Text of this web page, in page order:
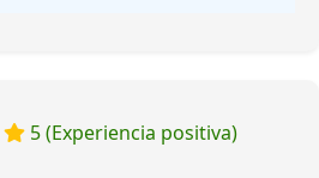
5 (Experiencia positiva)